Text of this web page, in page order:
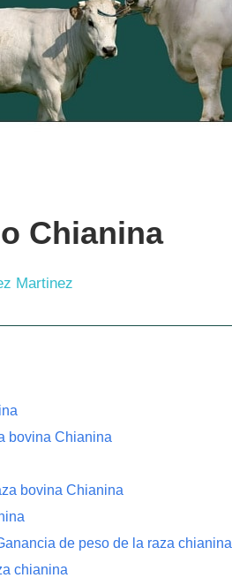
Chianina
Martinez
bovina Chianina
bovina Chianina
de peso de la raza chianina
chianina